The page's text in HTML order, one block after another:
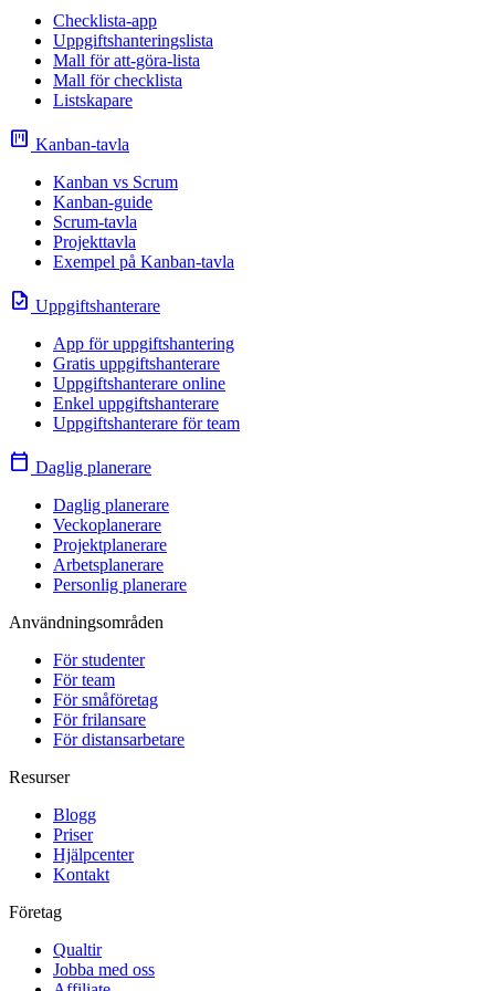
Checklista-app
Uppgiftshanteringslista
Mall för att-göra-lista
Mall för checklista
Listskapare
view_kanban Kanban-tavla
Kanban vs Scrum
Kanban-guide
Scrum-tavla
Projekttavla
Exempel på Kanban-tavla
task Uppgiftshanterare
App för uppgiftshantering
Gratis uppgiftshanterare
Uppgiftshanterare online
Enkel uppgiftshanterare
Uppgiftshanterare för team
calendar_today Daglig planerare
Daglig planerare
Veckoplanerare
Projektplanerare
Arbetsplanerare
Personlig planerare
Användningsområden
För studenter
För team
För småföretag
För frilansare
För distansarbetare
Resurser
Blogg
Priser
Hjälpcenter
Kontakt
Företag
Qualtir
Jobba med oss